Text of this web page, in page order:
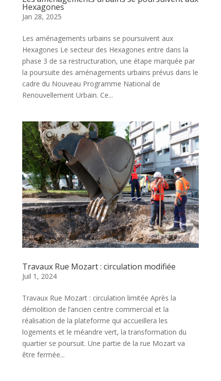
Hexagones
Jan 28, 2025
Les aménagements urbains se poursuivent aux
Hexagones Le secteur des Hexagones entre dans la
phase 3 de sa restructuration, une étape marquée par
la poursuite des aménagements urbains prévus dans le
cadre du Nouveau Programme National de
Renouvellement Urbain. Ce...
Travaux Rue Mozart : circulation modifiée
Juil 1, 2024
Travaux Rue Mozart : circulation limitée Après la
démolition de l’ancien centre commercial et la
réalisation de la plateforme qui accueillera les
logements et le méandre vert, la transformation du
quartier se poursuit. Une partie de la rue Mozart va
être fermée...